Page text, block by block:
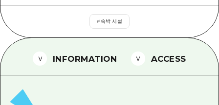
치유
반나절
1박 2일
2박 3일
외국인 여행자용 거리 관광안내소
# 숙박 시설
INFORMATION ACCESS